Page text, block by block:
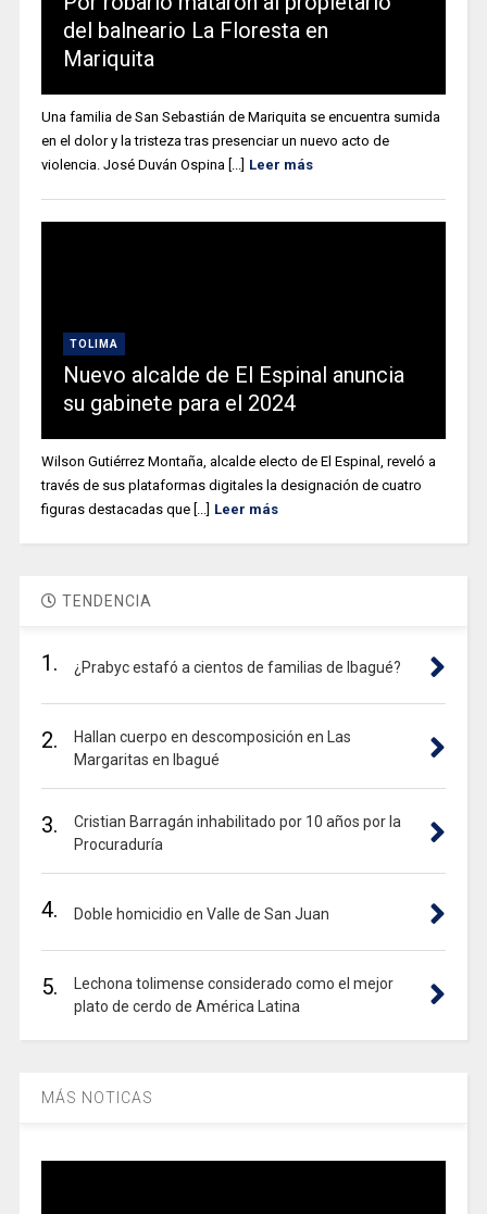
del balneario La Floresta en
Mariquita
Una familia de San Sebastián de Mariquita se encuentra sumida
en el dolor y la tristeza tras presenciar un nuevo acto de
violencia. José Duván Ospina [...] Leer más
TOLIMA
Nuevo alcalde de El Espinal anuncia
su gabinete para el 2024
Wilson Gutiérrez Montaña, alcalde electo de El Espinal, reveló a
través de sus plataformas digitales la designación de cuatro
figuras destacadas que [...] Leer más
TENDENCIA
1. ¿Prabyc estafó a cientos de familias de Ibagué?
2.
Hallan cuerpo en descomposición en Las
Margaritas en Ibagué
3.
Cristian Barragán inhabilitado por 10 años por la
Procuraduría
4. Doble homicidio en Valle de San Juan
5.
Lechona tolimense considerado como el mejor
plato de cerdo de América Latina
MÁS NOTICAS